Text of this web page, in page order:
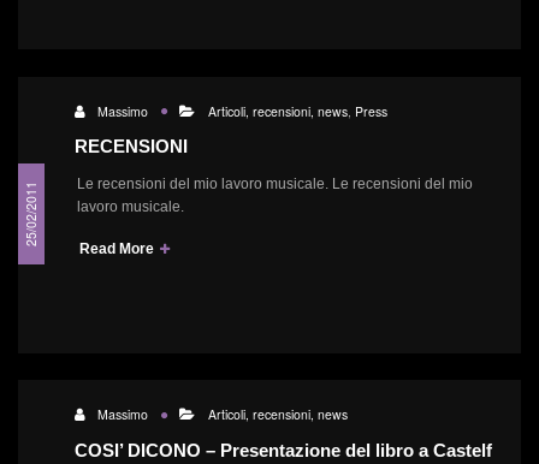
25/02/2011
Massimo Articoli, recensioni, news, Press
RECENSIONI
Le recensioni del mio lavoro musicale. Le recensioni del mio
lavoro musicale.
Read More
Massimo Articoli, recensioni, news
COSI’ DICONO – Presentazione del libro a Castelf